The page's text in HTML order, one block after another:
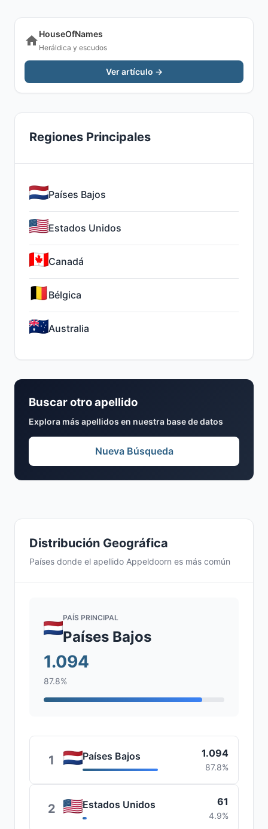
Distribución Geográfica
Países donde el apellido Appeldoorn es más común
PAÍS PRINCIPAL
Países Bajos
1.094
87.8%
1 Países Bajos 1.094
87.8%
2 Estados Unidos 61
4.9%
HouseOfNames
Heráldica y escudos
Ver artículo →
Regiones Principales
Países Bajos
Estados Unidos
Canadá
Bélgica
Australia
Buscar otro apellido
Explora más apellidos en nuestra base de datos
Nueva Búsqueda